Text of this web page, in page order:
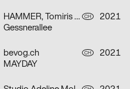
HAMMER, Tomiris Shyngyssova CH
2021
Gessnerallee
bevog.ch CH
2021
MAYDAY